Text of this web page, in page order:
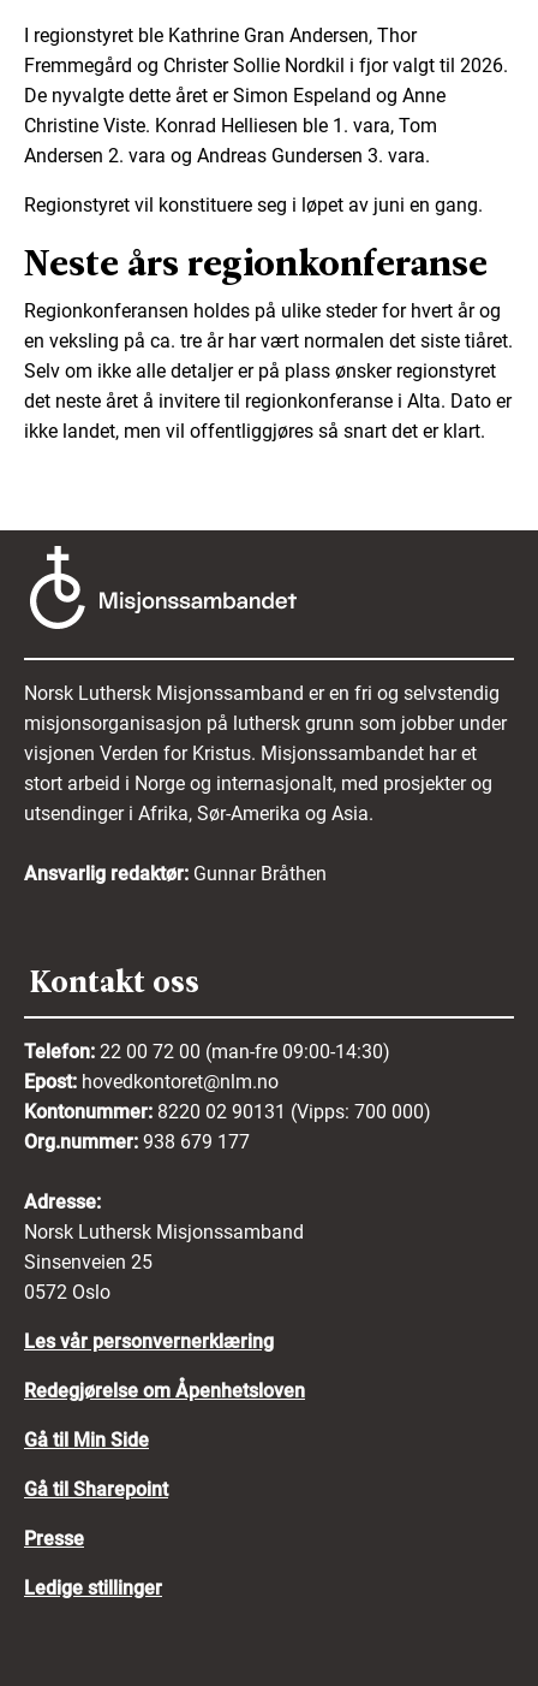
I regionstyret ble Kathrine Gran Andersen, Thor
Fremmegård og Christer Sollie Nordkil i fjor valgt til 2026.
De nyvalgte dette året er Simon Espeland og Anne
Christine Viste. Konrad Helliesen ble 1. vara, Tom
Andersen 2. vara og Andreas Gundersen 3. vara.
Regionstyret vil konstituere seg i løpet av juni en gang.
Neste års regionkonferanse
Regionkonferansen holdes på ulike steder for hvert år og
en veksling på ca. tre år har vært normalen det siste tiåret.
Selv om ikke alle detaljer er på plass ønsker regionstyret
det neste året å invitere til regionkonferanse i Alta. Dato er
ikke landet, men vil offentliggjøres så snart det er klart.
Norsk Luthersk Misjonssamband er en fri og selvstendig
misjonsorganisasjon på luthersk grunn som jobber under
visjonen Verden for Kristus. Misjonssambandet har et
stort arbeid i Norge og internasjonalt, med prosjekter og
utsendinger i Afrika, Sør-Amerika og Asia.
Ansvarlig redaktør: Gunnar Bråthen
Kontakt oss
Telefon: 22 00 72 00 (man-fre 09:00-14:30)
Epost: hovedkontoret@nlm.no
Kontonummer: 8220 02 90131 (Vipps: 700 000)
Org.nummer: 938 679 177
Adresse:
Norsk Luthersk Misjonssamband
Sinsenveien 25
0572 Oslo
Les vår personvernerklæring
Redegjørelse om Åpenhetsloven
Gå til Min Side
Gå til Sharepoint
Presse
Ledige stillinger